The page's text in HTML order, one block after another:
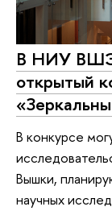
В НИУ ВШЭ
открытый
В конкурсе
Вышки,
научных